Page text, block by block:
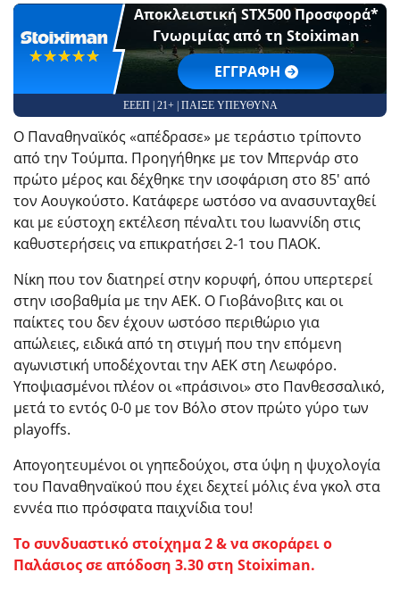
☆☆☆☆☆
★★★★★
Αποκλειστική STX500 Προσφορά*
Γνωριμίας από τη Stoiximan
EΓΓΡΑΦΗ
ΕΕΕΠ | 21+ | ΠΑΙΞΕ ΥΠΕΥΘΥΝΑ
Ο Παναθηναϊκός «απέδρασε» με τεράστιο τρίποντο
από την Τούμπα. Προηγήθηκε με τον Μπερνάρ στο
πρώτο μέρος και δέχθηκε την ισοφάριση στο 85′ από
τον Αουγκούστο. Κατάφερε ωστόσο να ανασυνταχθεί
και με εύστοχη εκτέλεση πέναλτι του Ιωαννίδη στις
καθυστερήσεις να επικρατήσει 2-1 του ΠΑΟΚ.
Νίκη που τον διατηρεί στην κορυφή, όπου υπερτερεί
στην ισοβαθμία με την ΑΕΚ. Ο Γιοβάνοβιτς και οι
παίκτες του δεν έχουν ωστόσο περιθώριο για
απώλειες, ειδικά από τη στιγμή που την επόμενη
αγωνιστική υποδέχονται την ΑΕΚ στη Λεωφόρο.
Υποψιασμένοι πλέον οι «πράσινοι» στο Πανθεσσαλικό,
μετά το εντός 0-0 με τον Βόλο στον πρώτο γύρο των
playoffs.
Απογοητευμένοι οι γηπεδούχοι, στα ύψη η ψυχολογία
του Παναθηναϊκού που έχει δεχτεί μόλις ένα γκολ στα
εννέα πιο πρόσφατα παιχνίδια του!
Το συνδυαστικό στοίχημα 2 & να σκοράρει ο
Παλάσιος σε απόδοση 3.30 στη Stoiximan.